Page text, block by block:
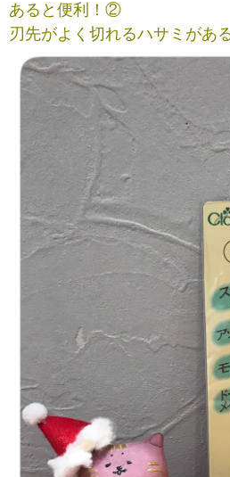
あると便利！②
刃先がよく切れるハサミがあ